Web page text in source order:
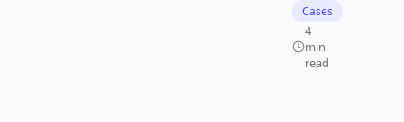
Cases
4
min
read